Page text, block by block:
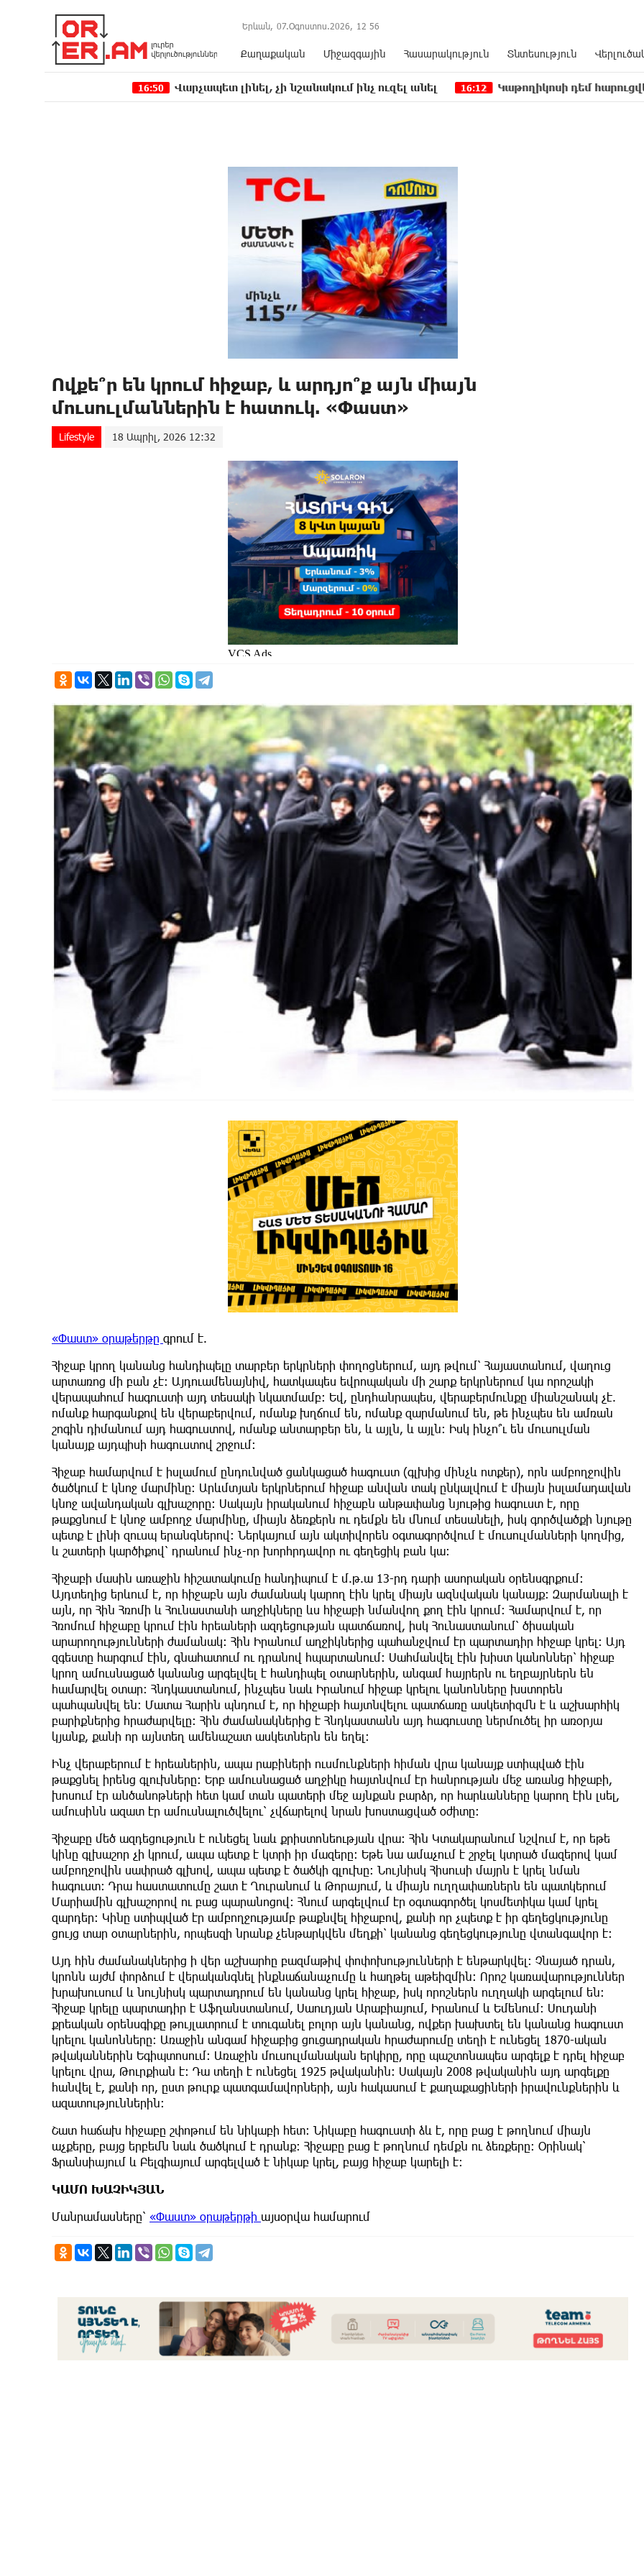
Երևան, 07.Օգոստոս.2026, 12 56
Քաղաքական Միջազգային Հասարակություն Տնտեսություն
Վարչապետ լինել, չի նշանակում ինչ ուզել անել 16:12 Կաթողիկոսի դեմ հարուցվել է
Ովքե՞ր են կրում հիջաբ, և արդյո՞ք այն միայն
մուսուլմաններին է հատուկ. «Փաստ»
Lifestyle 18 Ապրիլ, 2026 12:32
«Փաստ» օրաթերթը գրում է.
Հիջաբ կրող կանանց հանդիպելը տարբեր երկրների փողոցներում, այդ թվում՝ Հայաստանում, վաղուց
արտառոց մի բան չէ: Այդուամենայնիվ, հատկապես եվրոպական մի շարք երկրներում կա որոշակի
վերապահում հագուստի այդ տեսակի նկատմամբ: Եվ, ընդհանրապես, վերաբերմունքը միանշանակ չէ.
ոմանք հարգանքով են վերաբերվում, ոմանք խղճում են, ոմանք զարմանում են, թե ինչպես են ամռան
շոգին դիմանում այդ հագուստով, ոմանք անտարբեր են, և այլն, և այլն: Իսկ ինչո՞ւ են մուսուլման
կանայք այդպիսի հագուստով շրջում:
Հիջաբ համարվում է իսլամում ընդունված ցանկացած հագուստ (գլխից մինչև ոտքեր), որն ամբողջովին
ծածկում է կնոջ մարմինը։ Արևմտյան երկրներում հիջաբ անվան տակ ընկալվում է միայն իսլամադավան
կնոջ ավանդական գլխաշորը։ Սակայն իրականում հիջաբն անթափանց նյութից հագուստ է, որը
թաքցնում է կնոջ ամբողջ մարմինը, միայն ձեռքերն ու դեմքն են մնում տեսանելի, իսկ գործվածքի նյութը
պետք է լինի զուսպ երանգներով: Ներկայում այն ակտիվորեն օգտագործվում է մուսուլմանների կողմից,
և շատերի կարծիքով՝ դրանում ինչ-որ խորհրդավոր ու գեղեցիկ բան կա։
Հիջաբի մասին առաջին հիշատակումը հանդիպում է մ.թ.ա 13-րդ դարի ասորական օրենսգրքում:
Այդտեղից երևում է, որ հիջաբն այն ժամանակ կարող էին կրել միայն ազնվական կանայք։ Զարմանալի է
այն, որ Հին Հռոմի և Հունաստանի աղջիկները ևս հիջաբի նմանվող քող էին կրում: Համարվում է, որ
Հռոմում հիջաբը կրում էին հրեաների ազդեցության պատճառով, իսկ Հունաստանում՝ ծիսական
արարողությունների ժամանակ։ Հին Իրանում աղջիկներից պահանջվում էր պարտադիր հիջաբ կրել: Այդ
զգեստը հարգում էին, գնահատում ու դրանով հպարտանում։ Սահմանվել էին խիստ կանոններ՝ հիջաբ
կրող ամուսնացած կանանց արգելվել է հանդիպել օտարներին, անգամ հայրերն ու եղբայրներն են
համարվել օտար: Հնդկաստանում, ինչպես նաև Իրանում հիջաբ կրելու կանոնները խստորեն
պահպանվել են։ Մատա Հարին պնդում է, որ հիջաբի հայտնվելու պատճառը ասկետիզմն է և աշխարհիկ
բարիքներից հրաժարվելը: Հին ժամանակներից է Հնդկաստանն այդ հագուստը ներմուծել իր առօրյա
կյանք, քանի որ այնտեղ ամենաշատ ասկետներն են եղել:
Ինչ վերաբերում է հրեաներին, ապա րաբիների ուսմունքների հիման վրա կանայք ստիպված էին
թաքցնել իրենց գլուխները: Երբ ամուսնացած աղջիկը հայտնվում էր հանրության մեջ առանց հիջաբի,
խոսում էր անծանոթների հետ կամ տան պատերի մեջ այնքան բարձր, որ հարևանները կարող էին լսել,
ամուսինն ազատ էր ամուսնալուծվելու՝ չվճարելով նրան խոստացված օժիտը։
Հիջաբը մեծ ազդեցություն է ունեցել նաև քրիստոնեության վրա։ Հին Կտակարանում նշվում է, որ եթե
կինը գլխաշոր չի կրում, ապա պետք է կտրի իր մազերը։ Եթե նա ամաչում է շրջել կտրած մազերով կամ
ամբողջովին սափրած գլխով, ապա պետք է ծածկի գլուխը։ Նույնիսկ Հիսուսի մայրն է կրել նման
հագուստ։ Դրա հաստատումը շատ է Ղուրանում և Թորայում, և միայն ուղղափառներն են պատկերում
Մարիամին գլխաշորով ու բաց պարանոցով: Հնում արգելվում էր օգտագործել կոսմետիկա կամ կրել
զարդեր։ Կինը ստիպված էր ամբողջությամբ թաքնվել հիջաբով, քանի որ չպետք է իր գեղեցկությունը
ցույց տար օտարներին, որպեսզի նրանք չենթարկվեն մեղքի՝ կանանց գեղեցկությունը վտանգավոր է:
Այդ հին ժամանակներից ի վեր աշխարհը բազմաթիվ փոփոխությունների է ենթարկվել։ Չնայած դրան,
կրոնն այժմ փորձում է վերականգնել ինքնաճանաչումը և հաղթել աթեիզմին: Որոշ կառավարություններ
խրախուսում և նույնիսկ պարտադրում են կանանց կրել հիջաբ, իսկ որոշներն ուղղակի արգելում են։
Հիջաբ կրելը պարտադիր է Աֆղանստանում, Սաուդյան Արաբիայում, Իրանում և Եմենում։ Սուդանի
քրեական օրենսգիքը թույլատրում է տուգանել բոլոր այն կանանց, ովքեր խախտել են կանանց հագուստ
կրելու կանոնները։ Առաջին անգամ հիջաբից ցուցադրական հրաժարումը տեղի է ունեցել 1870-ական
թվականներին Եգիպտոսում։ Առաջին մուսուլմանական երկիրը, որը պաշտոնապես արգելք է դրել հիջաբ
կրելու վրա, Թուրքիան է։ Դա տեղի է ունեցել 1925 թվականին։ Սակայն 2008 թվականին այդ արգելքը
հանվել է, քանի որ, ըստ թուրք պատգամավորների, այն հակասում է քաղաքացիների իրավունքներին և
ազատություններին։
Շատ հաճախ հիջաբը շփոթում են նիկաբի հետ։ Նիկաբը հագուստի ձև է, որը բաց է թողնում միայն
աչքերը, բայց երբեմն նաև ծածկում է դրանք: Հիջաբը բաց է թողնում դեմքն ու ձեռքերը։ Օրինակ՝
Ֆրանսիայում և Բելգիայում արգելված է նիկաբ կրել, բայց հիջաբ կարելի է։
ԿԱՄՈ ԽԱՉԻԿՅԱՆ
Մանրամասները՝ «Փաստ» օրաթերթի այսօրվա համարում